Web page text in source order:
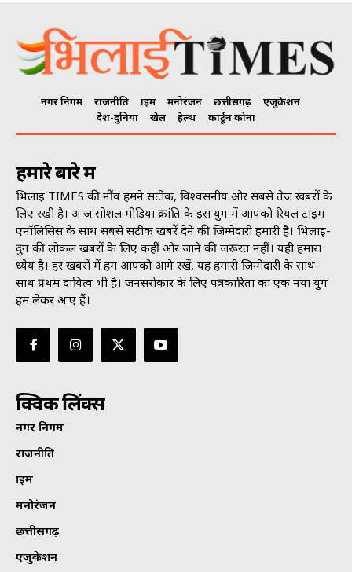
नगर निगम राजनीति क्राइम मनोरंजन छत्तीसगढ़
एजुकेशन
देश-दुनिया
खेल हेल्थ कार्टून कोना
हमारे बारे में
भिलाई TIMES की नींव हमने सटीक, विश्वसनीय और सबसे तेज खबरों के
लिए रखी है। आज सोशल मीडिया क्रांति के इस युग में आपको रियल टाइम
एनॉलिसिस के साथ सबसे सटीक खबरें देने की जिम्मेदारी हमारी है। भिलाई-
दुर्ग की लोकल खबरों के लिए कहीं और जाने की जरूरत नहीं। यही हमारा
ध्येय है। हर खबरों में हम आपको आगे रखें, यह हमारी जिम्मेदारी के साथ-
साथ प्रथम दायित्व भी है। जनसराेकार के लिए पत्रकारिता का एक नया युग
हम लेकर आए हैं।
क्विक लिंक्स
नगर निगम
राजनीति
क्राइम
मनोरंजन
छत्तीसगढ़
एजुकेशन